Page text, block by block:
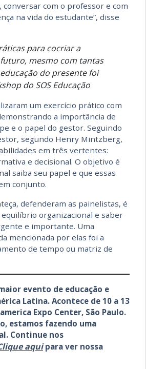
conversar com o professor e com
na vida do estudante”, disse
para cocriar a
mesmo com tantas
do presente foi
do SOS Educação
um exercício prático com
a importância de
e o papel do gestor. Seguindo
segundo Henry Mintzberg,
em três vertentes:
e decisional. O objetivo é
saiba seu papel e que essas
conjunto.
defenderam as painelistas, é
organizacional e saber
e importante. Uma
mencionada por elas foi a
de tempo ou matriz de
evento de educação e
Latina. Acontece de 10 a 13
Expo Center, São Paulo.
estamos fazendo uma
Continue nos
aqui para ver nossa